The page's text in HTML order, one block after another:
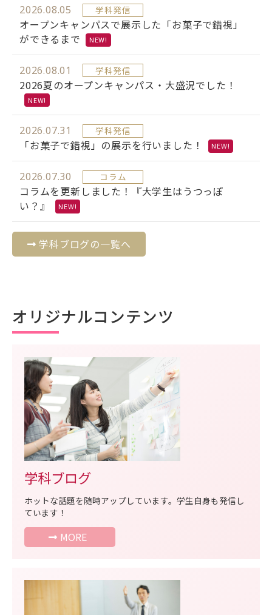
2026.08.05 学科発信
オープンキャンパスで展示した「お菓子で錯視」
ができるまで
NEW!
2026.08.01 学科発信
2026夏のオープンキャンパス・大盛況でした！
NEW!
2026.07.31 学科発信
「お菓子で錯視」の展示を行いました！ NEW!
2026.07.30 コラム
コラムを更新しました！『大学生はうつっぽ
い？』
NEW!
学科ブログの一覧へ
オリジナルコンテンツ
学科ブログ
ホットな話題を随時アップしています。学生自身も発信し
ています！
MORE